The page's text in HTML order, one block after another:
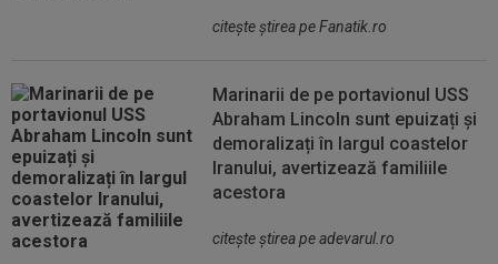
citeşte ştirea pe Fanatik.ro
Marinarii de pe portavionul USS
Abraham Lincoln sunt epuizați și
demoralizați în largul coastelor
Iranului, avertizează familiile
acestora
citeşte ştirea pe adevarul.ro